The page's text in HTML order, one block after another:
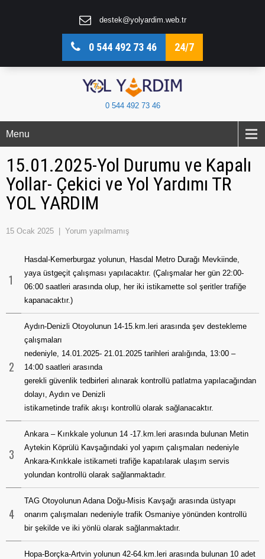
destek@yolyardim.web.tr
0 544 492 73 46 24/7
0 544 492 73 46
Menu
15.01.2025-Yol Durumu ve Kapalı
Yollar- Çekici ve Yol Yardımı TR
YOL YARDIM
15 Ocak 2025 Yorum yapılmamış
1
Hasdal-Kemerburgaz yolunun, Hasdal Metro Durağı Mevkiinde,
yaya üstgeçit çalışması yapılacaktır. (Çalışmalar her gün 22:00-
06:00 saatleri arasında olup, her iki istikamette sol şeritler trafiğe
kapanacaktır.)
2
Aydın-Denizli Otoyolunun 14-15.km.leri arasında şev destekleme
çalışmaları
nedeniyle, 14.01.2025- 21.01.2025 tarihleri aralığında, 13:00 –
14:00 saatleri arasında
gerekli güvenlik tedbirleri alınarak kontrollü patlatma yapılacağından
dolayı, Aydın ve Denizli
istikametinde trafik akışı kontrollü olarak sağlanacaktır.
3
Ankara – Kırıkkale yolunun 14 -17.km.leri arasında bulunan Metin
Aytekin Köprülü Kavşağındaki yol yapım çalışmaları nedeniyle
Ankara-Kırıkkale istikameti trafiğe kapatılarak ulaşım servis
yolundan kontrollü olarak sağlanmaktadır.
4
TAG Otoyolunun Adana Doğu-Misis Kavşağı arasında üstyapı
onarım çalışmaları nedeniyle trafik Osmaniye yönünden kontrollü
bir şekilde ve iki yönlü olarak sağlanmaktadır.
Hopa-Borçka-Artvin yolunun 42-64.km.leri arasında bulunan 10 adet